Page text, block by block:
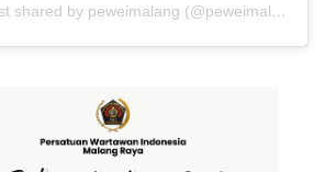
A post shared by peweimalang (@peweimalang)